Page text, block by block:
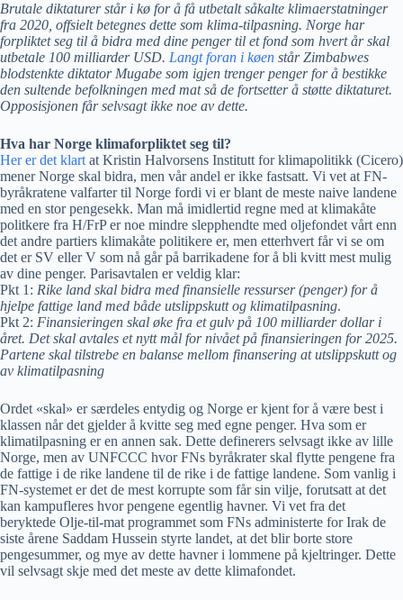
Brutale diktaturer står i kø for å få utbetalt såkalte klimaerstatninger
fra 2020, offsielt betegnes dette som klima-tilpasning. Norge har
forpliktet seg til å bidra med dine penger til et fond som hvert år skal
utbetale 100 milliarder USD. Langt foran i køen står Zimbabwes
blodstenkte diktator Mugabe som igjen trenger penger for å bestikke
den sultende befolkningen med mat så de fortsetter å støtte diktaturet.
Opposisjonen får selvsagt ikke noe av dette.
Hva har Norge klimaforpliktet seg til?
Her er det klart at Kristin Halvorsens Institutt for klimapolitikk (Cicero)
mener Norge skal bidra, men vår andel er ikke fastsatt. Vi vet at FN-
byråkratene valfarter til Norge fordi vi er blant de meste naive landene
med en stor pengesekk. Man må imidlertid regne med at klimakåte
politkere fra H/FrP er noe mindre slepphendte med oljefondet vårt enn
det andre partiers klimakåte politikere er, men etterhvert får vi se om
det er SV eller V som nå går på barrikadene for å bli kvitt mest mulig
av dine penger. Parisavtalen er veldig klar:
Pkt 1: Rike land skal bidra med finansielle ressurser (penger) for å
hjelpe fattige land med både utslippskutt og klimatilpasning.
Pkt 2: Finansieringen skal øke fra et gulv på 100 milliarder dollar i
året. Det skal avtales et nytt mål for nivået på finansieringen for 2025.
Partene skal tilstrebe en balanse mellom finansering at utslippskutt og
av klimatilpasning
Ordet «skal» er særdeles entydig og Norge er kjent for å være best i
klassen når det gjelder å kvitte seg med egne penger. Hva som er
klimatilpasning er en annen sak. Dette definerers selvsagt ikke av lille
Norge, men av UNFCCC hvor FNs byråkrater skal flytte pengene fra
de fattige i de rike landene til de rike i de fattige landene. Som vanlig i
FN-systemet er det de mest korrupte som får sin vilje, forutsatt at det
kan kampufleres hvor pengene egentlig havner. Vi vet fra det
beryktede Olje-til-mat programmet som FNs administerte for Irak de
siste årene Saddam Hussein styrte landet, at det blir borte store
pengesummer, og mye av dette havner i lommene på kjeltringer. Dette
vil selvsagt skje med det meste av dette klimafondet.